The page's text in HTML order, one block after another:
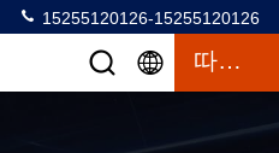
15255120126-15255120126
따옴표